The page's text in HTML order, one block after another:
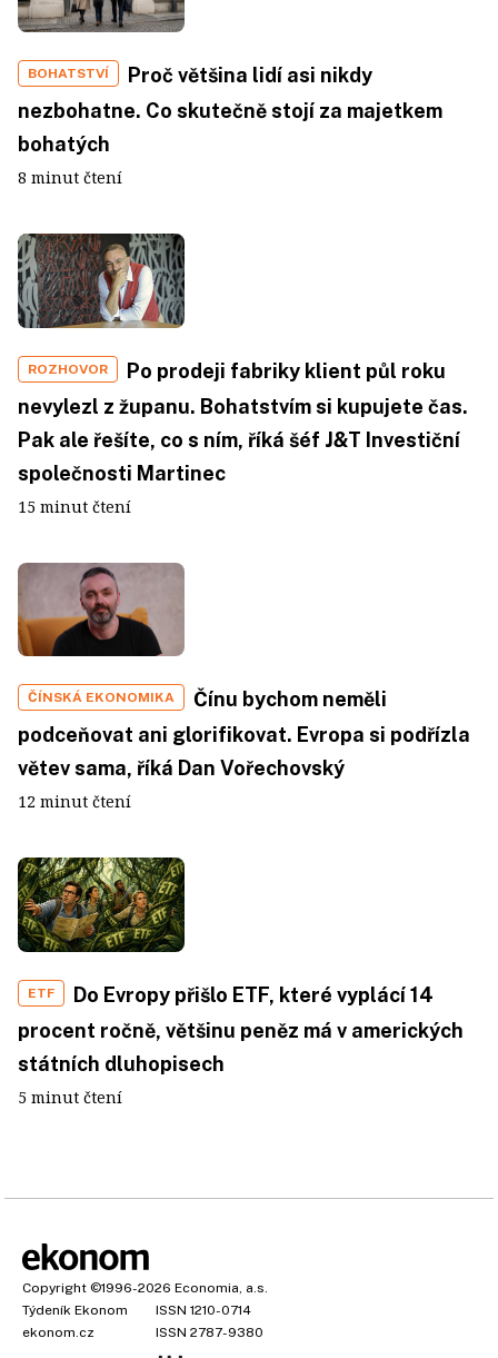
BOHATSTVÍ
Proč většina lidí asi nikdy
nezbohatne. Co skutečně stojí za majetkem
bohatých
8 minut čtení
ROZHOVOR
Po prodeji fabriky klient půl roku
nevylezl z županu. Bohatstvím si kupujete čas.
Pak ale řešíte, co s ním, říká šéf J&T Investiční
společnosti Martinec
15 minut čtení
ČÍNSKÁ EKONOMIKA
Čínu bychom neměli
podceňovat ani glorifikovat. Evropa si podřízla
větev sama, říká Dan Vořechovský
12 minut čtení
ETF
Do Evropy přišlo ETF, které vyplácí 14
procent ročně, většinu peněz má v amerických
státních dluhopisech
5 minut čtení
Copyright ©1996-2026 Economia, a.s.
Týdeník Ekonom
ISSN 1210-0714
ekonom.cz
ISSN 2787-9380